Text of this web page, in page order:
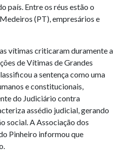
país. Entre os réus estão o
(PT), empresários e
vítimas criticaram duramente a
de Vítimas de Grandes
a sentença como uma
e constitucionais,
do Judiciário contra
assédio judicial, gerando
social. A Associação dos
Pinheiro informou que